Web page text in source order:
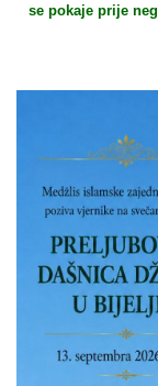
se pokaje prije